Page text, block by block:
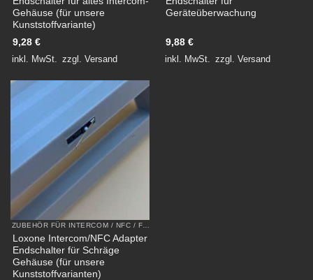
Gehäuse (für unsere
Kunststoffvariante)
9,28 €
inkl. MwSt.
zzgl. Versand
Geräteüberwachung
9,88 €
inkl. MwSt.
zzgl. Versand
Loxone Intercom/NFC Adapter
Endschalter für Schräge
Gehäuse (für unsere
Kunststoffvarianten)